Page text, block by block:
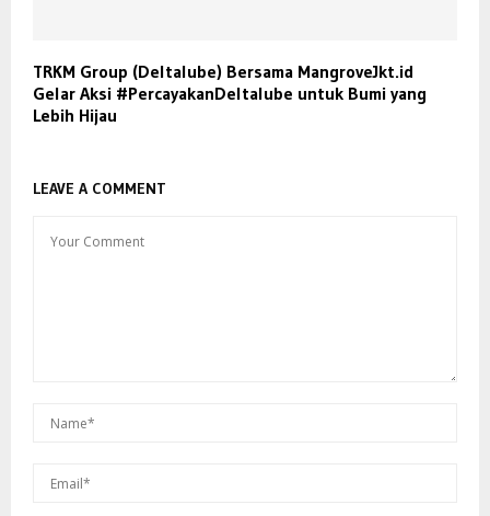
TRKM Group (Deltalube) Bersama MangroveJkt.id
Gelar Aksi #PercayakanDeltalube untuk Bumi yang
Lebih Hijau
LEAVE A COMMENT